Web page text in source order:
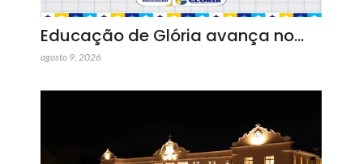
Educação de Glória avança no…
agosto 9, 2026